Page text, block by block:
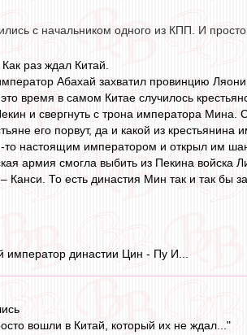
с начальником одного из КПП. И
раз ждал Китай.
Абахай захватил провинцию
время в самом Китае случилось
и свергнуть с трона императора
его порвут, да и какой из
то настоящим императором и открыл им
армия смогла выбить из Пекина
То есть династия Мин так и так бы
император династии Цин - Пу И...
вошли в Китай, который их не ждал..."